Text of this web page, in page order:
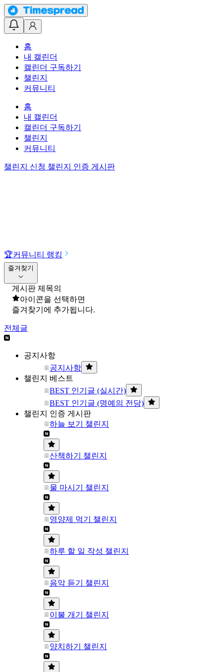
홈
내 캘린더
캘린더 구독하기
챌린지
커뮤니티
홈
내 캘린더
캘린더 구독하기
챌린지
커뮤니티
챌린지 신청 챌린지 인증 게시판
🏆커뮤니티 랭킹
즐겨찾기
게시판 제목의
아이콘을 선택하면
즐겨찾기에 추가됩니다.
전체글
공지사항
공지사항
챌린지 베스트
BEST 인기글 (실시간)
BEST 인기글 (명예의 전당)
챌린지 인증 게시판
하늘 보기 챌린지
산책하기 챌린지
물 마시기 챌린지
영양제 먹기 챌린지
하루 할 일 작성 챌린지
음악 듣기 챌린지
이불 개기 챌린지
양치하기 챌린지